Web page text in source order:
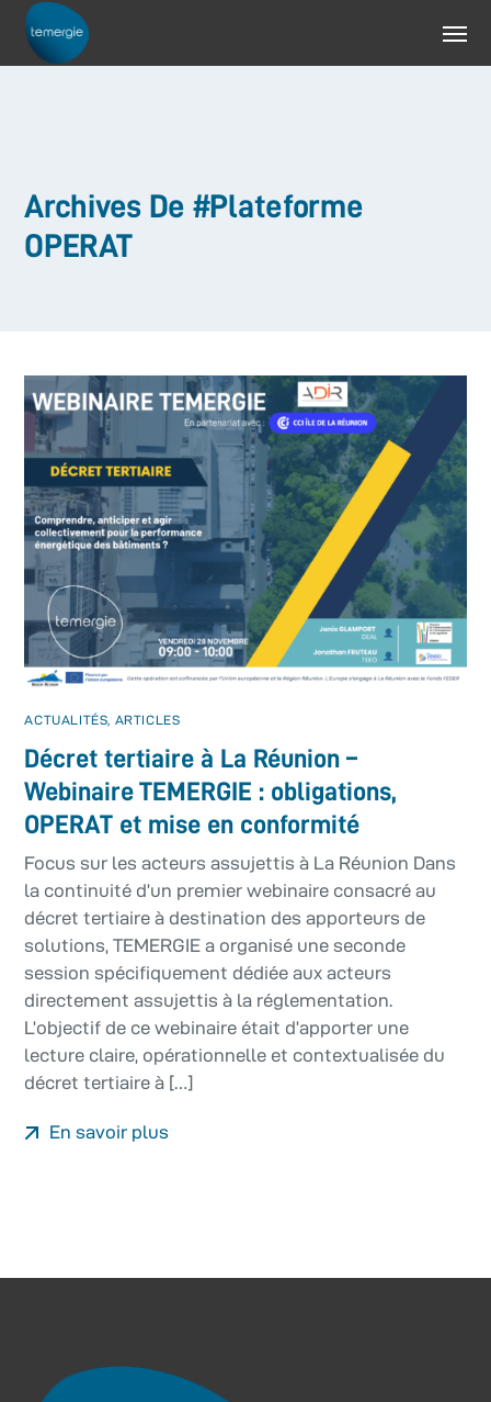
Archives De #Plateforme
OPERAT
ACTUALITÉS, ARTICLES
Décret tertiaire à La Réunion –
Webinaire TEMERGIE : obligations,
OPERAT et mise en conformité
Focus sur les acteurs assujettis à La Réunion Dans
la continuité d’un premier webinaire consacré au
décret tertiaire à destination des apporteurs de
solutions, TEMERGIE a organisé une seconde
session spécifiquement dédiée aux acteurs
directement assujettis à la réglementation.
L’objectif de ce webinaire était d’apporter une
lecture claire, opérationnelle et contextualisée du
décret tertiaire à […]
En savoir plus